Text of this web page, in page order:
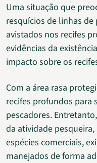
Uma situação que
resquícios de linhas de
avistados nos recifes
evidências da
impacto sobre os
Com a área rasa
recifes profundos para
pescadores.
da atividade
espécies comerciais,
manejados de forma